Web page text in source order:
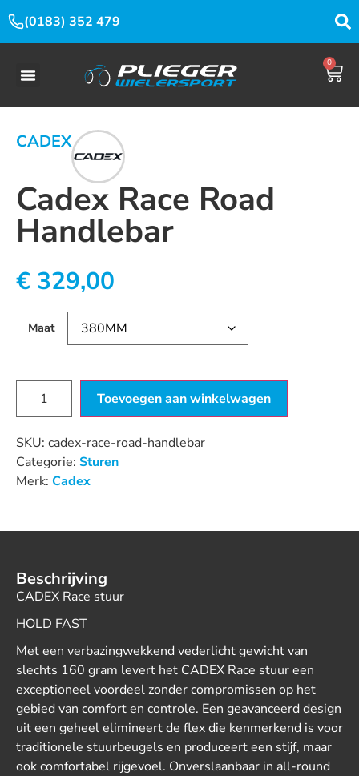
(0183) 352 479
0
CADEX
Cadex Race Road
Handlebar
€ 329,00
Maat
Toevoegen aan winkelwagen
SKU: cadex-race-road-handlebar
Categorie: Sturen
Merk: Cadex
Beschrijving
CADEX Race stuur
HOLD FAST
Met een verbazingwekkend vederlicht gewicht van
slechts 160 gram levert het CADEX Race stuur een
exceptioneel voordeel zonder compromissen op het
gebied van comfort en controle. Een geavanceerd design
uit een geheel elimineert de flex die kenmerkend is voor
traditionele stuurbeugels en produceert een stijf, maar
ook comfortabel rijgevoel. Onverslaanbaar in all-round